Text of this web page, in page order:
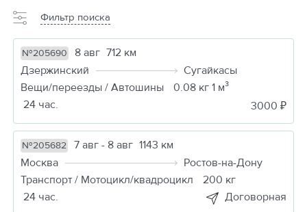
Фильтр поиска
№205690 8 авг 712 км
Дзержинский
Сугайкасы
Вещи/переезды / Автошины
0.08 кг 1 м³
24 час.
3000 ₽
№205682 7 авг - 8 авг 1143 км
Москва
Ростов-на-Дону
Транспорт / Мотоцикл/квадроцикл
200 кг
24 час.
Договорная